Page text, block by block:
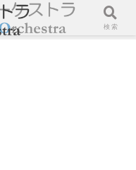
検索